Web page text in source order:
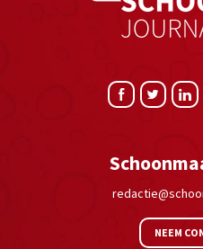
NEEM